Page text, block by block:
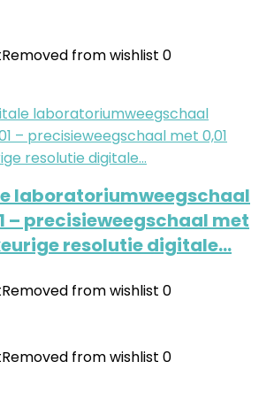
Removed from wishlist 0
laboratoriumweegschaal
– precisieweegschaal met
resolutie digitale…
Removed from wishlist 0
Removed from wishlist 0